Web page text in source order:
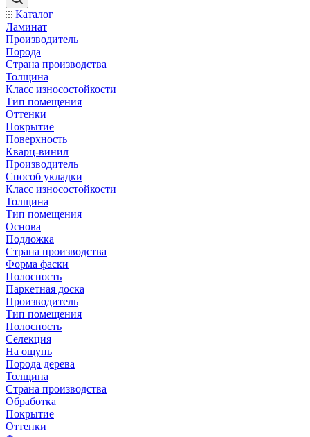
Каталог
Ламинат
Производитель
Порода
Страна производства
Толщина
Класс износостойкости
Тип помещения
Оттенки
Покрытие
Поверхность
Кварц-винил
Производитель
Способ укладки
Класс износостойкости
Толщина
Тип помещения
Основа
Подложка
Страна производства
Форма фаски
Полосность
Паркетная доска
Производитель
Тип помещения
Полосность
Селекция
На ощупь
Порода дерева
Толщина
Страна производства
Обработка
Покрытие
Оттенки